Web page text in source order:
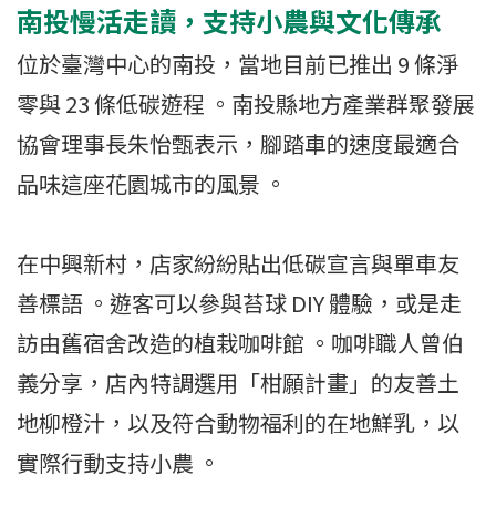
南投慢活走讀，支持小農與文化傳承
位於臺灣中心的南投，當地目前已推出 9 條淨
零與 23 條低碳遊程 。南投縣地方產業群聚發展
協會理事長朱怡甄表示，腳踏車的速度最適合
品味這座花園城市的風景 。
在中興新村，店家紛紛貼出低碳宣言與單車友
善標語 。遊客可以參與苔球 DIY 體驗，或是走
訪由舊宿舍改造的植栽咖啡館 。咖啡職人曾伯
義分享，店內特調選用「柑願計畫」的友善土
地柳橙汁，以及符合動物福利的在地鮮乳，以
實際行動支持小農 。